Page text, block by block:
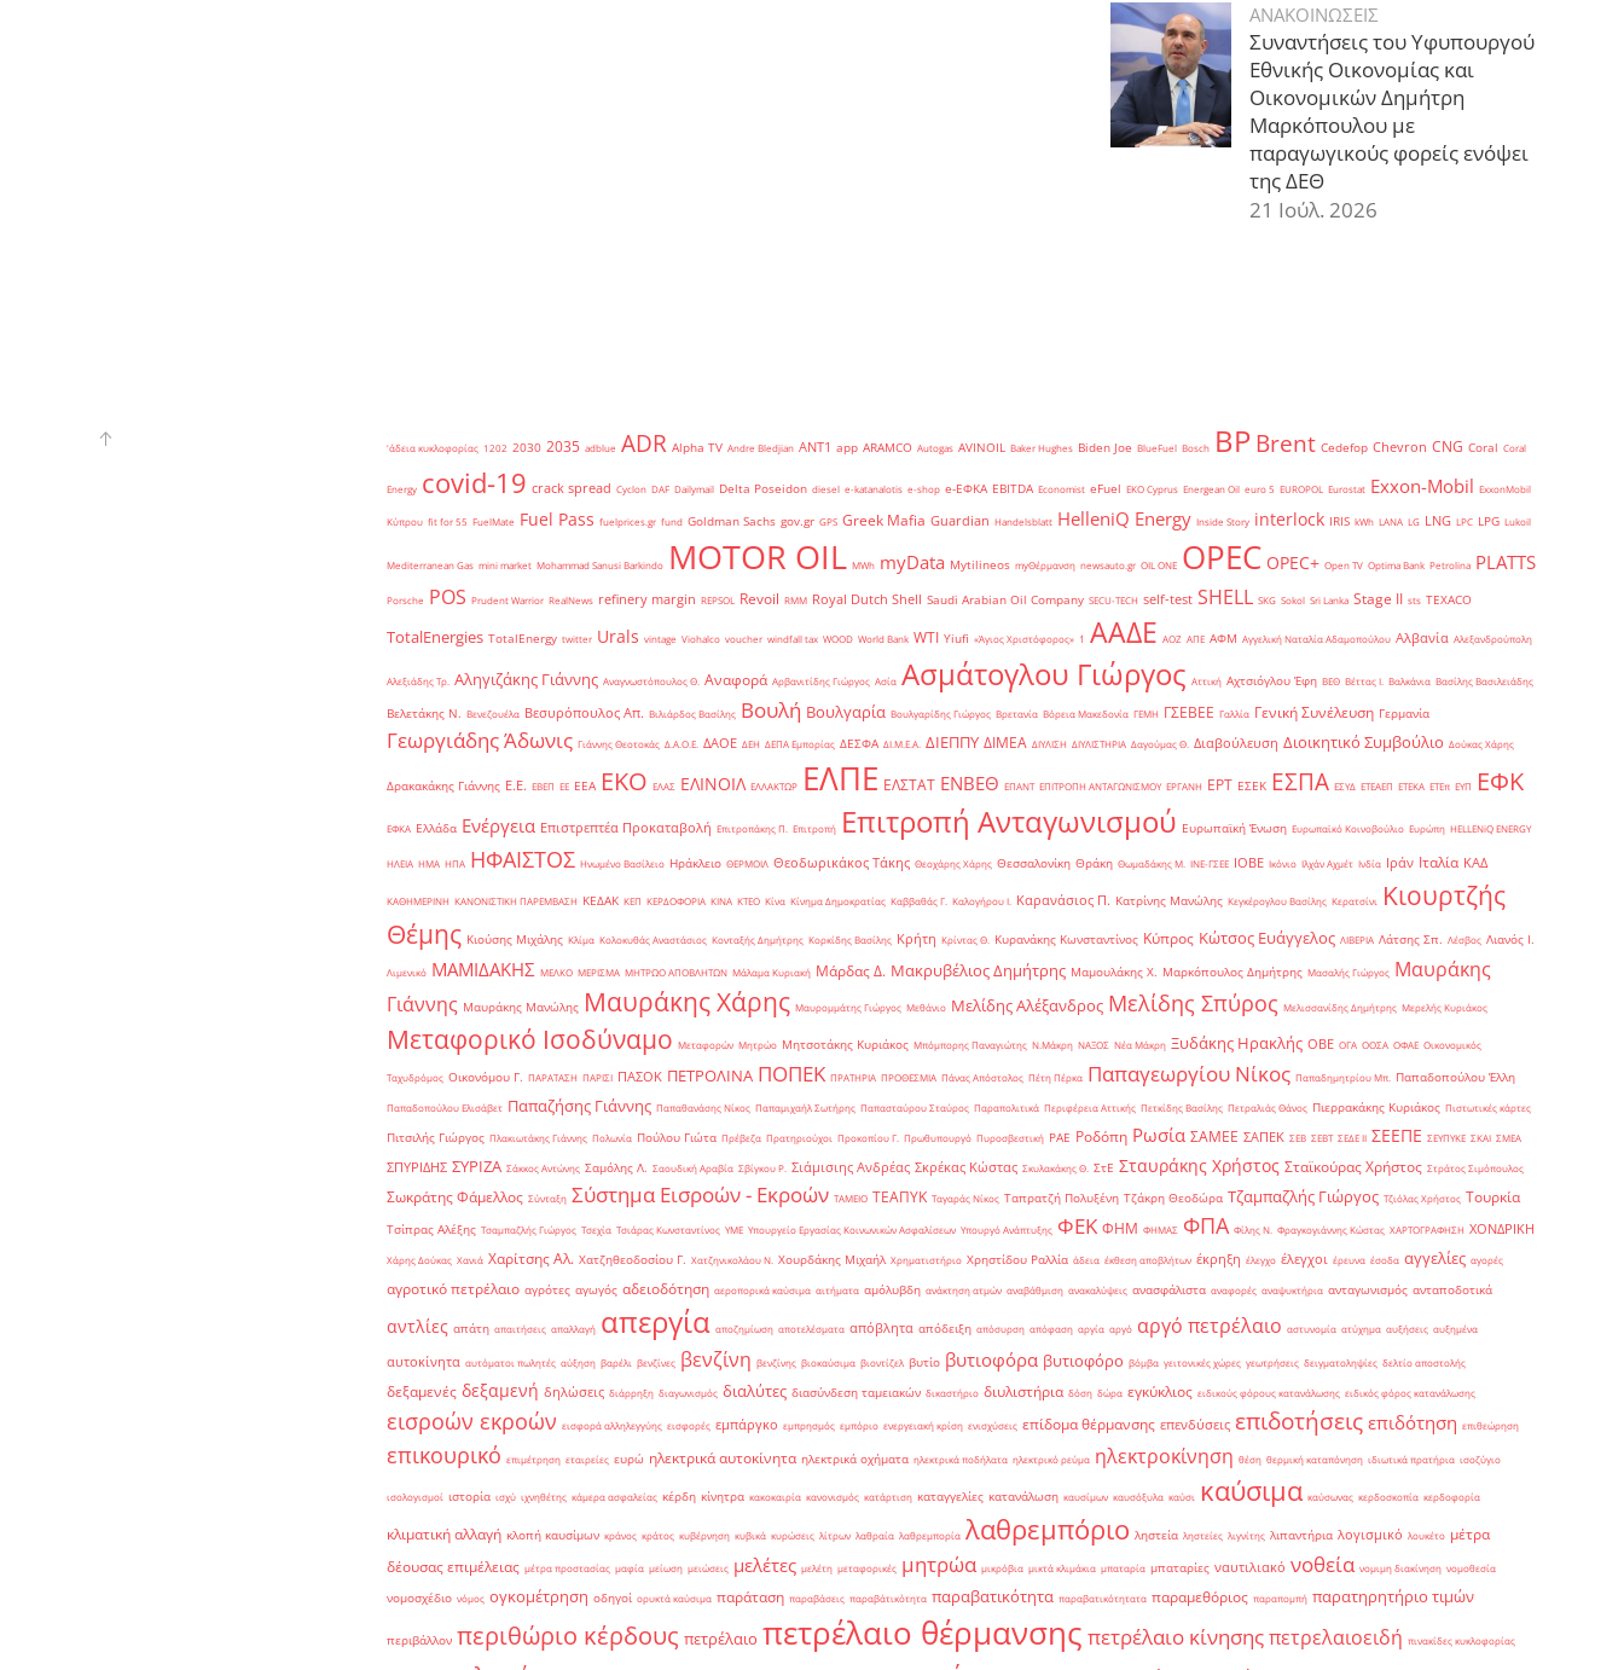
ΑΝΑΚΟΙΝΩΣΕΙΣ
Συναντήσεις του Υφυπουργού
Εθνικής Οικονομίας και
Οικονομικών Δημήτρη
Μαρκόπουλου με
παραγωγικούς φορείς ενόψει
της ΔΕΘ
21 Ιούλ. 2026
'άδεια κυκλοφορίας 1202 2030 2035 adblue ADR Alpha TV Andre Bledjian ANT1 app ARAMCO Autogas AVINOIL Baker Hughes Biden Joe BlueFuel Bosch BPBrent Cedefop Chevron CNG Coral Coral
Energy covid-19 crack spread Cyclon DAF Dailymail Delta Poseidon diesel e-katanalotis e-shop e-ΕΦΚΑ EBITDA Economist eFuel EKO Cyprus Energean Oil euro 5 EUROPOL Eurostat Exxon-Mobil ExxonMobil
Κύπρου fit for 55 FuelMate Fuel Pass fuelprices.gr fund Goldman Sachs gov.gr GPS Greek Mafia Guardian Handelsblatt HelleniQ Energy Inside Story interlock IRIS kWh LANA LG LNG LPC LPG Lukoil
Mediterranean Gas mini market Mohammad Sanusi Barkindo MOTOR OIL MWh myData Mytilineos myΘέρμανση newsauto.gr OIL ONE OPEC OPEC+ Open TV Optima Bank Petrolina PLATTS
Porsche POS Prudent Warrior RealNews refinery margin REPSOL Revoil RMM Royal Dutch Shell Saudi Arabian Oil Company SECU-TECH self-test SHELL SKG Sokol Sri Lanka Stage II sts TEXACO
TotalEnergies TotalEnergy twitter Urals vintage Viohalco voucher windfall tax WOOD World Bank WTI Yiufi «Άγιος Χριστόφορος» ΄1 ΑΑΔΕ ΑΟΖ ΑΠΕ ΑΦΜ Αγγελική Ναταλία Αδαμοπούλου Αλβανία Αλεξανδρούπολη
Αλεξιάδης Τρ. Αληγιζάκης Γιάννης Αναγνωστόπουλος Θ. Αναφορά Αρβανιτίδης Γιώργος Ασία Ασμάτογλου Γιώργος Αττική Αχτσιόγλου Έφη ΒΕΘ Βέττας Ι. Βαλκάνια Βασίλης Βασιλειάδης
Βελετάκης Ν. Βενεζουέλα Βεσυρόπουλος Απ. Βιλιάρδος Βασίλης Βουλή Βουλγαρία Βουλγαρίδης Γιώργος Βρετανία Βόρεια Μακεδονία ΓΕΜΗ ΓΣΕΒΕΕ Γαλλία Γενική Συνέλευση Γερμανία
Γεωργιάδης Άδωνις Γιάννης Θεοτοκάς Δ.Α.Ο.Ε. ΔΑΟΕ ΔΕΗ ΔΕΠΑ Εμπορίας ΔΕΣΦΑ ΔΙ.Μ.Ε.Α. ΔΙΕΠΠΥ ΔΙΜΕΑ ΔΙΥΛΙΣΗ ΔΙΥΛΙΣΤΗΡΙΑ Δαγούμας Θ. Διαβούλευση Διοικητικό Συμβούλιο Δούκας Χάρης
Δρακακάκης Γιάννης Ε.Ε. ΕΒΕΠ ΕΕ ΕΕΑ ΕΚΟ ΕΛΑΣ ΕΛΙΝΟΙΛ ΕΛΛΑΚΤΩΡ ΕΛΠΕ ΕΛΣΤΑΤ ΕΝΒΕΘ ΕΠΑΝΤ ΕΠΙΤΡΟΠΗ ΑΝΤΑΓΩΝΙΣΜΟΥ ΕΡΓΑΝΗ ΕΡΤ ΕΣΕΚ ΕΣΠΑ ΕΣΥΔ ΕΤΕΑΕΠ ΕΤΕΚΑ ΕΤΕπ ΕΥΠ ΕΦΚ
ΕΦΚΑ Ελλάδα Ενέργεια Επιστρεπτέα Προκαταβολή Επιτροπάκης Π. Επιτροπή Επιτροπή Ανταγωνισμού Ευρωπαϊκή Ένωση Ευρωπαϊκό Κοινοβούλιο Ευρώπη ΗELLENiQ ENERGY
ΗΛΕΙΑ ΗΜΑ ΗΠΑ ΗΦΑΙΣΤΟΣ Ηνωμένο Βασίλειο Ηράκλειο ΘΕΡΜΟΙΛ Θεοδωρικάκος Τάκης Θεοχάρης Χάρης Θεσσαλονίκη Θράκη Θωμαδάκης Μ. ΙΝΕ-ΓΣΕΕ ΙΟΒΕ Ικόνιο Ιλχάν Αχμέτ Ινδία Ιράν Ιταλία ΚΑΔ
ΚΑΘΗΜΕΡΙΝΗ ΚΑΝΟΝΙΣΤΙΚΗ ΠΑΡΕΜΒΑΣΗ ΚΕΔΑΚ ΚΕΠ ΚΕΡΔΟΦΟΡΙΑ ΚΙΝΑ ΚΤΕΟ Κίνα Κίνημα Δημοκρατίας Καββαθάς Γ. Καλογήρου Ι. Καρανάσιος Π. Κατρίνης Μανώλης Κεγκέρογλου Βασίλης Κερατσίνι
Κιουρτζής
Θέμης Κιούσης Μιχάλης Κλίμα Κολοκυθάς Αναστάσιος Κονταξής Δημήτρης Κορκίδης Βασίλης Κρήτη Κρίντας Θ. Κυρανάκης Κωνσταντίνος Κύπρος Κώτσος Ευάγγελος ΛΙΒΕΡΙΑ Λάτσης Σπ. Λέσβος Λιανός Ι.
Λιμενικό ΜΑΜΙΔΑΚΗΣ ΜΕΛΚΟ ΜΕΡΙΣΜΑ ΜΗΤΡΩΟ ΑΠΟΒΛΗΤΩΝ Μάλαμα Κυριακή Μάρδας Δ. Μακρυβέλιος Δημήτρης Μαμουλάκης Χ. Μαρκόπουλος Δημήτρης Μασαλής Γιώργος Μαυράκης
Γιάννης Μαυράκης Μανώλης Μαυράκης Χάρης Μαυρομμάτης Γιώργος Μεθάνιο Μελίδης Αλέξανδρος Μελίδης Σπύρος Μελισσανίδης Δημήτρης Μερελής Κυριάκος
Μεταφορικό Ισοδύναμο Μεταφορών Μητρώο Μητσοτάκης Κυριάκος Μπόμπορης Παναγιώτης Ν.Μάκρη ΝΑΞΟΣ Νέα Μάκρη Ξυδάκης Ηρακλής ΟΒΕ ΟΓΑ ΟΟΣΑ ΟΦΑΕ Οικονομικός
Ταχυδρόμος Οικονόμου Γ. ΠΑΡΑΤΑΣΗ ΠΑΡΙΣΙ ΠΑΣΟΚ ΠΕΤΡΟΛΙΝΑ ΠΟΠΕΚ ΠΡΑΤΗΡΙΑ ΠΡΟΘΕΣΜΙΑ Πάνας Απόστολος Πέτη Πέρκα Παπαγεωργίου Νίκος Παπαδημητρίου Μπ. Παπαδοπούλου Έλλη
Παπαδοπούλου Ελισάβετ Παπαζήσης Γιάννης Παπαθανάσης Νίκος Παπαμιχαήλ Σωτήρης Παπασταύρου Σταύρος Παραπολιτικά Περιφέρεια Αττικής Πετκίδης Βασίλης Πετραλιάς Θάνος Πιερρακάκης Κυριάκος Πιστωτικές κάρτες
Πιτσιλής Γιώργος Πλακιωτάκης Γιάννης Πολωνία Πούλου Γιώτα Πρέβεζα Πρατηριούχοι Προκοπίου Γ. Πρωθυπουργό Πυροσβεστική ΡΑΕ Ροδόπη Ρωσία ΣΑΜΕΕ ΣΑΠΕΚ ΣΕΒ ΣΕΒΤ ΣΕΔΕ ΙΙ ΣΕΕΠΕ ΣΕΥΠΥΚΕ ΣΚΑΙ ΣΜΕΑ
ΣΠΥΡΙΔΗΣ ΣΥΡΙΖΑ Σάκκος Αντώνης Σαμόλης Λ. Σαουδική Αραβία Σβίγκου Ρ. Σιάμισιης Ανδρέας Σκρέκας Κώστας Σκυλακάκης Θ. ΣτΕ Σταυράκης Χρήστος Σταϊκούρας Χρήστος Στράτος Σιμόπουλος
Σωκράτης Φάμελλος Σύνταξη Σύστημα Εισροών - Εκροών ΤΑΜΕΙΟ ΤΕΑΠΥΚ Ταγαράς Νίκος Ταπρατζή Πολυξένη Τζάκρη Θεοδώρα Τζαμπαζλής Γιώργος Τζιόλας Χρήστος Τουρκία
Τσίπρας Αλέξης Τσαμπαζλής Γιώργος Τσεχία Τσιάρας Κωνσταντίνος ΥΜΕ Υπουργείο Εργασίας Κοινωνικών Ασφαλίσεων Υπουργό Ανάπτυξης ΦΕΚ ΦΗΜ ΦΗΜΑΣ ΦΠΑ Φίλης Ν. Φραγκογιάννης Κώστας ΧΑΡΤΟΓΡΑΦΗΣΗ ΧΟΝΔΡΙΚΗ
Χάρης Δούκας Χανιά Χαρίτσης Αλ. Χατζηθεοδοσίου Γ. Χατζηνικολάου Ν. Χουρδάκης Μιχαήλ Χρηματιστήριο Χρηστίδου Ραλλία άδεια έκθεση αποβλήτων έκρηξη έλεγχο έλεγχοι έρευνα έσοδα αγγελίες αγορές
αγροτικό πετρέλαιο αγρότες αγωγός αδειοδότηση αεροπορικά καύσιμα αιτήματα αμόλυβδη ανάκτηση ατμών αναβάθμιση ανακαλύψεις ανασφάλιστα αναφορές αναψυκτήρια ανταγωνισμός ανταποδοτικά
αντλίες απάτη απαιτήσεις απαλλαγή απεργία αποζημίωση αποτελέσματα απόβλητα απόδειξη απόσυρση απόφαση αργία αργό αργό πετρέλαιο αστυνομία ατύχημα αυξήσεις αυξημένα
αυτοκίνητα αυτόματοι πωλητές αύξηση βαρέλι βενζίνες βενζίνη βενζίνης βιοκαύσιμα βιοντίζελ βυτίο βυτιοφόρα βυτιοφόρο βόμβα γειτονικές χώρες γεωτρήσεις δειγματοληψίες δελτίο αποστολής
δεξαμενές δεξαμενή δηλώσεις διάρρηξη διαγωνισμός διαλύτες διασύνδεση ταμειακών δικαστήριο διυλιστήρια δόση δώρα εγκύκλιος ειδικούς φόρους κατανάλωσης ειδικός φόρος κατανάλωσης
εισροών εκροών εισφορά αλληλεγγύης εισφορές εμπάργκο εμπρησμός εμπόριο ενεργειακή κρίση ενισχύσεις επίδομα θέρμανσης επενδύσεις επιδοτήσεις επιδότηση επιθεώρηση
επικουρικό επιμέτρηση εταιρείες ευρώ ηλεκτρικά αυτοκίνητα ηλεκτρικά οχήματα ηλεκτρικά ποδήλατα ηλεκτρικό ρεύμα ηλεκτροκίνηση θέση θερμική καταπόνηση ιδιωτικά πρατήρια ισοζύγιο
ισολογισμοί ιστορία ισχύ ιχνηθέτης κάμερα ασφαλείας κέρδη κίνητρα κακοκαιρία κανονισμός κατάρτιση καταγγελίες κατανάλωση καυσίμων καυσόξυλα καύσι καύσιμα καύσωνας κερδοσκοπία κερδοφορία
κλιματική αλλαγή κλοπή καυσίμων κράνος κράτος κυβέρνηση κυβικά κυρώσεις λίτρων λαθραία λαθρεμπορία λαθρεμπόριο ληστεία ληστείες λιγνίτης λιπαντήρια λογισμικό λουκέτο μέτρα
δέουσας επιμέλειας μέτρα προστασίας μαφία μείωση μειώσεις μελέτες μελέτη μεταφορικές μητρώα μικρόβια μικτά κλιμάκια μπαταρία μπαταρίες ναυτιλιακό νοθεία νομιμη διακίνηση νομοθεσία
νομοσχέδιο νόμος ογκομέτρηση οδηγοί ορυκτά καύσιμα παράταση παραβάσεις παραβάτικότητα παραβατικότητα παραβατικότητατα παραμεθόριος παραπομπή παρατηρητήριο τιμών
περιβάλλον περιθώριο κέρδους πετρέλαιο πετρέλαιο θέρμανσης πετρέλαιο κίνησηςπετρελαιοειδή πινακίδες κυκλοφορίας